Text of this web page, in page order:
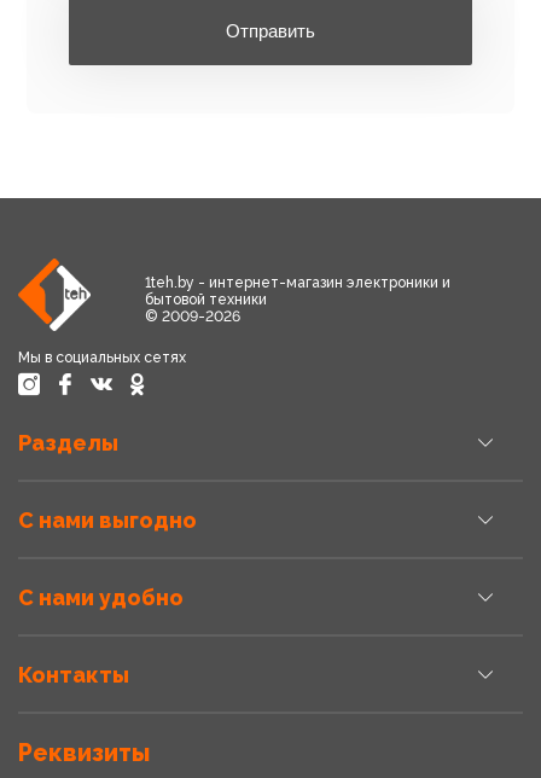
Отправить
1teh.by - интернет-магазин электроники и
бытовой техники
© 2009-2026
Мы в социальных сетях
Разделы
С нами выгодно
С нами удобно
Контакты
Реквизиты